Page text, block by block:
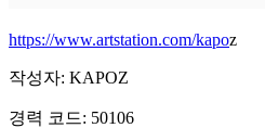
https://www.artstation.com/kapoz
작성자: KAPOZ
경력 코드: 50106